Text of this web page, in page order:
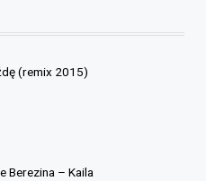
(remix 2015)
Berezina – Kaila